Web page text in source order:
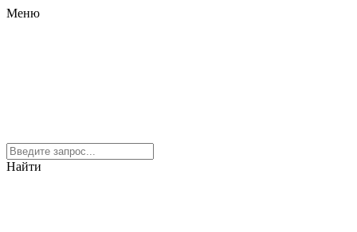
Меню
Найти